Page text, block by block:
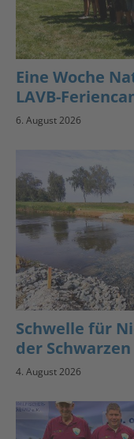
Eine Woche
LAVB-
6. August 2026
Schwelle für
der
4. August 2026